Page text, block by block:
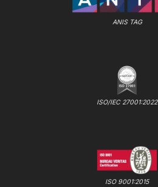
ANIS TAG
ISO/IEC 27001:2022
ISO 9001:2015